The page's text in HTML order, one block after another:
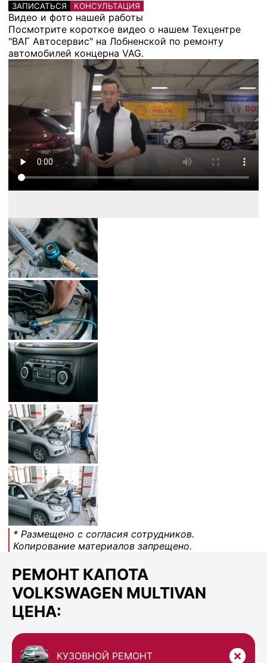
ЗАПИСАТЬСЯ КОНСУЛЬТАЦИЯ
Видео и фото нашей работы
Посмотрите короткое видео о нашем Техцентре
"ВАГ Автосервис" на Лобненской по ремонту
автомобилей концерна VAG.
* Размещено с согласия сотрудников.
Копирование материалов запрещено.
РЕМОНТ КАПОТА
VOLKSWAGEN MULTIVAN
ЦЕНА:
КУЗОВНОЙ РЕМОНТ